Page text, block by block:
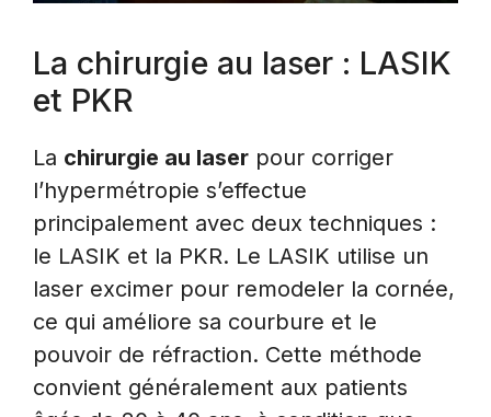
La chirurgie au laser : LASIK
et PKR
La chirurgie au laser pour corriger
l’hypermétropie s’effectue
principalement avec deux techniques :
le LASIK et la PKR. Le LASIK utilise un
laser excimer pour remodeler la cornée,
ce qui améliore sa courbure et le
pouvoir de réfraction. Cette méthode
convient généralement aux patients